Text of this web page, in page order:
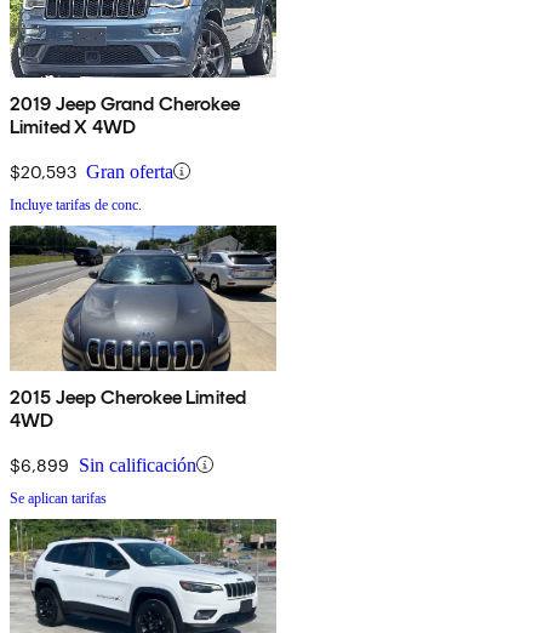
2019 Jeep Grand Cherokee
Limited X 4WD
$20,593 Gran oferta
Incluye tarifas de conc.
2015 Jeep Cherokee Limited
4WD
$6,899 Sin calificación
Se aplican tarifas